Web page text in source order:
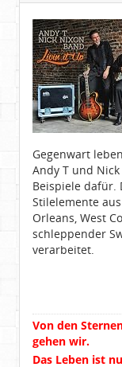
Beiträge:
13855
Dabei seit:
05 /
Gegenwart
Andy T und
Beispiele dafür.
Stilelemente
Orleans, West
schleppender
verarbeitet.
Von den
gehen wir.
Das Leben ist